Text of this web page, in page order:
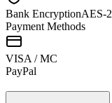
Bank EncryptionAES-
Payment Methods
VISA / MC
PayPal